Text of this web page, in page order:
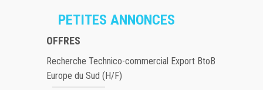
PETITES ANNONCES
OFFRES
Recherche Technico-commercial Export BtoB
Europe du Sud (H/F)